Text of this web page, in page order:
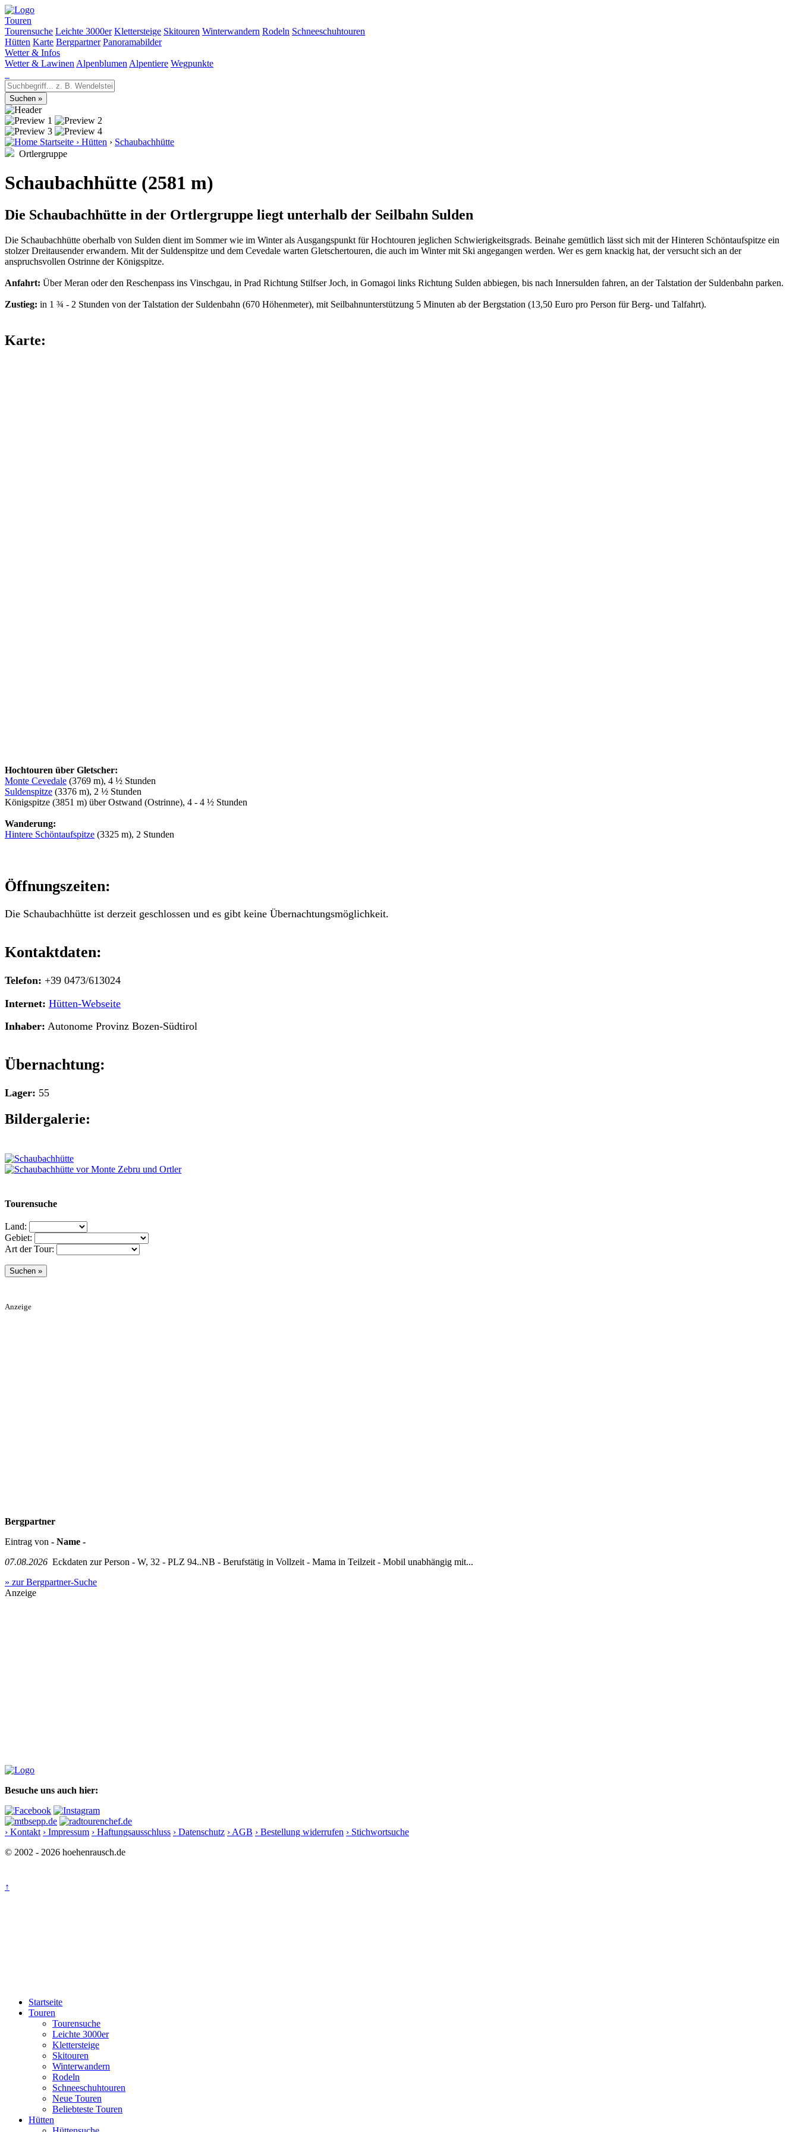
Touren
Tourensuche Leichte 3000er Klettersteige Skitouren Winterwandern Rodeln Schneeschuhtouren
Hütten Karte Bergpartner Panoramabilder
Wetter & Infos
Wetter & Lawinen Alpenblumen Alpentiere Wegpunkte
Startseite › Hütten › Schaubachhütte
Ortlergruppe
Schaubachhütte (2581 m)
Die Schaubachhütte in der Ortlergruppe liegt unterhalb der Seilbahn Sulden
Die Schaubachhütte oberhalb von Sulden dient im Sommer wie im Winter als Ausgangspunkt für Hochtouren jeglichen Schwierigkeitsgrads. Beinahe gemütlich lässt sich mit der Hinteren Schöntaufspitze ein
stolzer Dreitausender erwandern. Mit der Suldenspitze und dem Cevedale warten Gletschertouren, die auch im Winter mit Ski angegangen werden. Wer es gern knackig hat, der versucht sich an der
anspruchsvollen Ostrinne der Königspitze.
Anfahrt: Über Meran oder den Reschenpass ins Vinschgau, in Prad Richtung Stilfser Joch, in Gomagoi links Richtung Sulden abbiegen, bis nach Innersulden fahren, an der Talstation der Suldenbahn parken.
Zustieg: in 1 ¾ - 2 Stunden von der Talstation der Suldenbahn (670 Höhenmeter), mit Seilbahnunterstützung 5 Minuten ab der Bergstation (13,50 Euro pro Person für Berg- und Talfahrt).
Karte:
Hochtouren über Gletscher:
Monte Cevedale (3769 m), 4 ½ Stunden
Suldenspitze (3376 m), 2 ½ Stunden
Königspitze (3851 m) über Ostwand (Ostrinne), 4 - 4 ½ Stunden
Wanderung:
Hintere Schöntaufspitze (3325 m), 2 Stunden
Öffnungszeiten:
Die Schaubachhütte ist derzeit geschlossen und es gibt keine Übernachtungsmöglichkeit.
Kontaktdaten:
Telefon: +39 0473/613024
Internet: Hütten-Webseite
Inhaber: Autonome Provinz Bozen-Südtirol
Übernachtung:
Lager: 55
Bildergalerie:
Tourensuche
Land:
Gebiet:
Art der Tour:
Anzeige
Bergpartner
Eintrag von - Name -
07.08.2026 Eckdaten zur Person - W, 32 - PLZ 94..NB - Berufstätig in Vollzeit - Mama in Teilzeit - Mobil unabhängig mit...
» zur Bergpartner-Suche
Anzeige
Besuche uns auch hier:
› Kontakt › Impressum › Haftungsausschluss › Datenschutz › AGB › Bestellung widerrufen › Stichwortsuche
© 2002 - 2026 hoehenrausch.de
↑
Startseite
Touren
Tourensuche
Leichte 3000er
Klettersteige
Skitouren
Winterwandern
Rodeln
Schneeschuhtouren
Neue Touren
Beliebteste Touren
Hütten